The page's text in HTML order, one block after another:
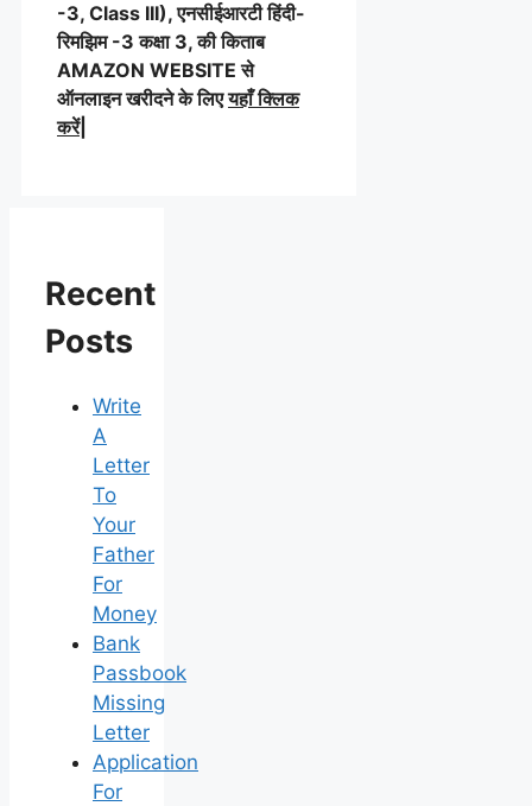
-3, Class III), एनसीईआरटी हिंदी-
रिमझिम -3 कक्षा 3, की किताब
AMAZON WEBSITE से
ऑनलाइन खरीदने के लिएयहाँ क्लिक
करें|
Recent
Posts
Write
A
Letter
To
Your
Father
For
Money
Bank
Passbook
Missing
Letter
Application
For